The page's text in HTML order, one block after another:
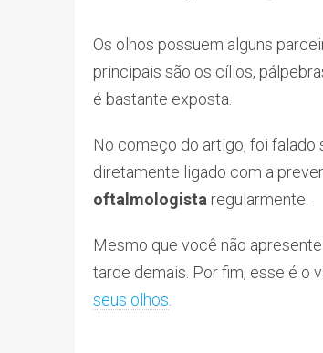
Os olhos possuem alguns
principais são os cílios,
é bastante exposta.
No começo do artigo, foi falado
diretamente ligado com a
oftalmologista regularmente.
Mesmo que você não
tarde demais. Por fim, esse é o
seus olhos